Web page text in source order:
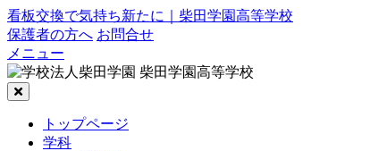
看板交換で気持ち新たに｜柴田学園高等学校
保護者の方へ お問合せ
メニュー
トップページ
学科